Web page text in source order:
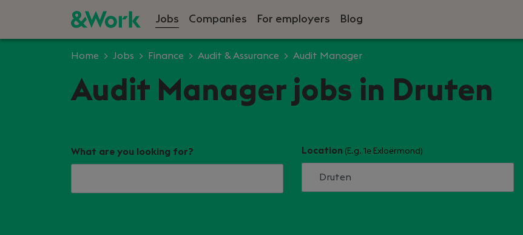
Jobs Companies For employers Blog
Home Jobs Finance Audit & Assurance Audit Manager
Audit Manager jobs in Druten
What are you looking for? Location (E.g. 1e Exloërmond)